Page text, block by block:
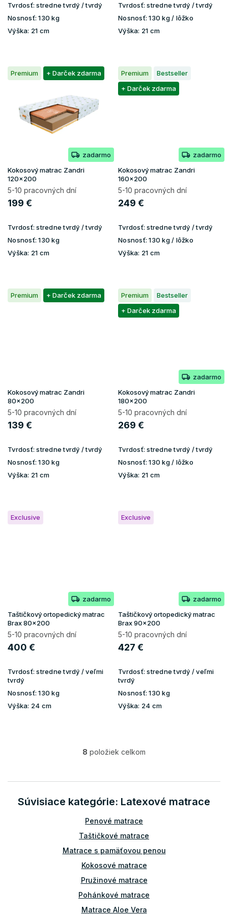
Tvrdosť: stredne tvrdý / tvrdý
Nosnosť: 130 kg
Výška: 21 cm
Tvrdosť: stredne tvrdý / tvrdý
Nosnosť: 130 kg / lôžko
Výška: 21 cm
Premium + Darček zdarma
zadarmo
Kokosový matrac Zandri
120x200
5-10 pracovných dní
199 €
Tvrdosť: stredne tvrdý / tvrdý
Nosnosť: 130 kg
Výška: 21 cm
Premium
Bestseller
+ Darček zdarma
zadarmo
Kokosový matrac Zandri
160x200
5-10 pracovných dní
249 €
Tvrdosť: stredne tvrdý / tvrdý
Nosnosť: 130 kg / lôžko
Výška: 21 cm
Premium + Darček zdarma
Kokosový matrac Zandri
80x200
5-10 pracovných dní
139 €
Tvrdosť: stredne tvrdý / tvrdý
Nosnosť: 130 kg
Výška: 21 cm
Premium
Bestseller
+ Darček zdarma
zadarmo
Kokosový matrac Zandri
180x200
5-10 pracovných dní
269 €
Tvrdosť: stredne tvrdý / tvrdý
Nosnosť: 130 kg / lôžko
Výška: 21 cm
Exclusive
zadarmo
Taštičkový ortopedický matrac
Brax 80x200
5-10 pracovných dní
400 €
Tvrdosť: stredne tvrdý / veľmi
tvrdý
Nosnosť: 130 kg
Výška: 24 cm
Exclusive
zadarmo
Taštičkový ortopedický matrac
Brax 90x200
5-10 pracovných dní
427 €
Tvrdosť: stredne tvrdý / veľmi
tvrdý
Nosnosť: 130 kg
Výška: 24 cm
O
á
a
i
e
p
r
v
k
y
v
ý
p
8 položiek celkom
Súvisiace kategórie: Latexové matrace
Penové matrace
Taštičkové matrace
Matrace s pamäťovou penou
Kokosové matrace
Pružinové matrace
Pohánkové matrace
Matrace Aloe Vera